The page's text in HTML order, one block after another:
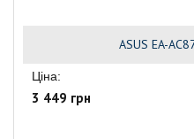
ASUS EA-
Ціна:
3 449 грн